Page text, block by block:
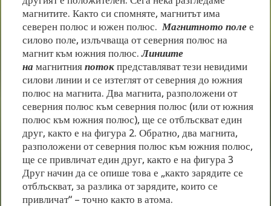
магнитите. Както си спомняте, магнитът има
северен полюс и южен полюс. Магнитното поле е
силово поле, излъчваща от северния полюс на
магнит към южния полюс.Линиите
на магнитнияпоток представляват тези невидими
силови линии и се изтеглят от северния до южния
полюс на магнита. Два магнита, разположени от
северния полюс към северния полюс (или от южния
полюс към южния полюс), ще се отблъскват един
друг, както е на фигура 2. Обратно, два магнита,
разположени от северния полюс към южния полюс,
ще се привличат един друг, както е на фигура 3
Друг начин да се опише това е „както зарядите се
отблъскват, за разлика от зарядите, които се
привличат“ – точно както в атома.